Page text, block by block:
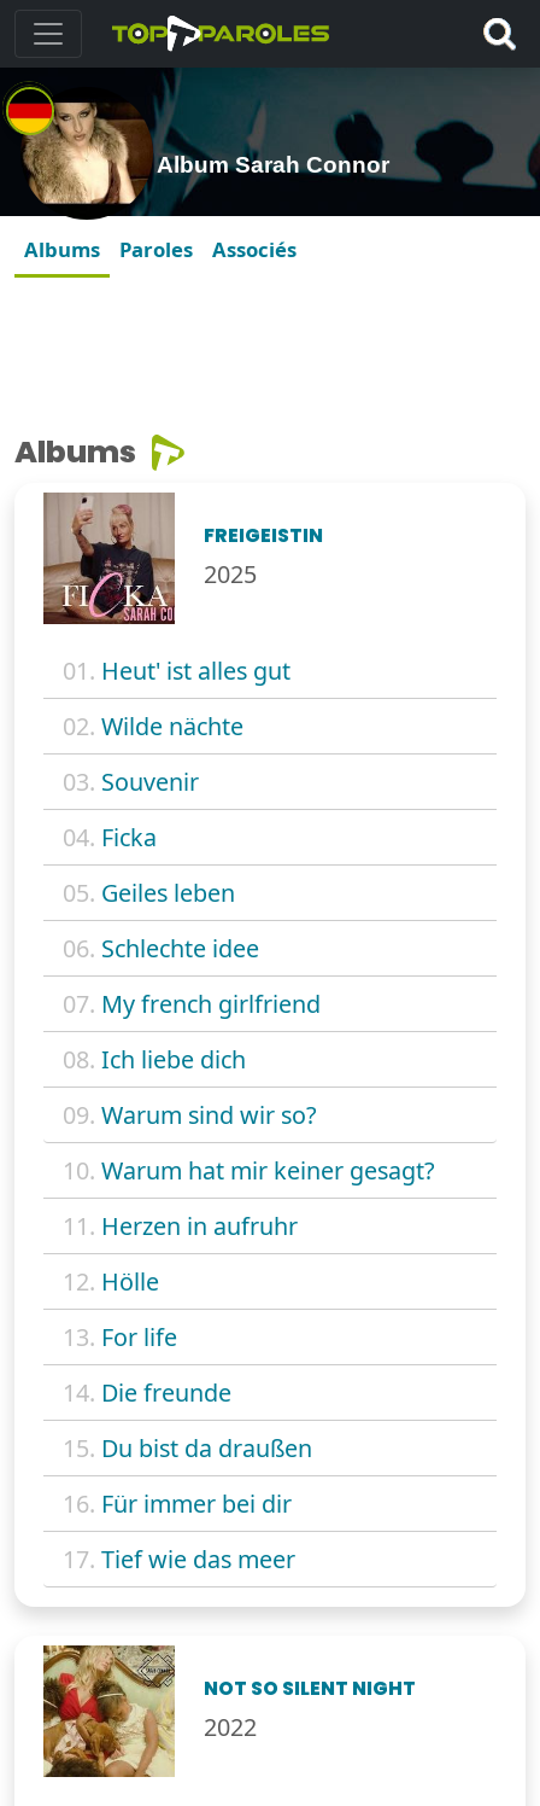
Album Sarah Connor
Albums Paroles Associés
Albums
FREIGEISTIN
2025
01. Heut' ist alles gut
02. Wilde nächte
03. Souvenir
04. Ficka
05. Geiles leben
06. Schlechte idee
07. My french girlfriend
08. Ich liebe dich
09. Warum sind wir so?
10. Warum hat mir keiner gesagt?
11. Herzen in aufruhr
12. Hölle
13. For life
14. Die freunde
15. Du bist da draußen
16. Für immer bei dir
17. Tief wie das meer
NOT SO SILENT NIGHT
2022